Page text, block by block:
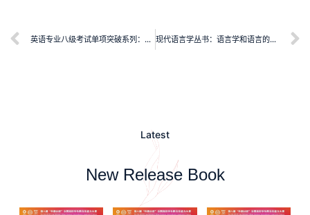
英语专业八级考试单项突破系列：听力理解（第2版） 现代语言学丛书：语言学和语言的应用
Latest
New Release Book